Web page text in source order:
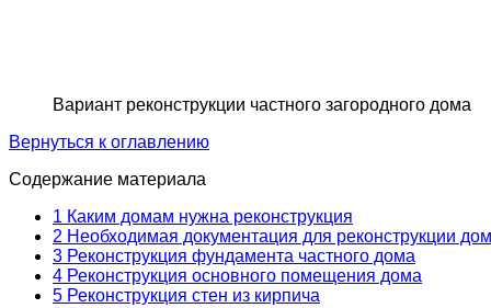
Вариант реконструкции частного загородного дома
Вернуться к оглавлению
Содержание материала
1 Каким домам нужна реконструкция
2 Необходимая документация для реконструкции
3 Реконструкция фундамента частного дома
4 Реконструкция основного помещения дома
5 Реконструкция стен из кирпича